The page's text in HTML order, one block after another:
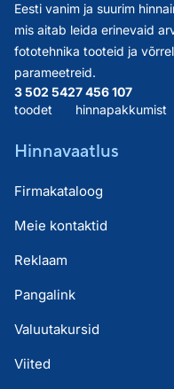
Eesti vanim ja suurim
mis aitab leida erinevaid
fototehnika tooteid ja
parameetreid.
3 502 542
toodet
7 456 107
hinnapakkumist
Hinnavaatlus
Firmakataloog
Meie kontaktid
Reklaam
Pangalink
Valuutakursid
Viited